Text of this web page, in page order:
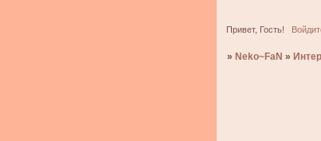
Привет, Гость!
» Neko~FaN »